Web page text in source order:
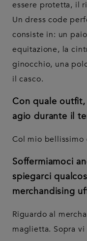
essere protetta, il
Un dress code
consiste in: un
equitazione, la
ginocchio, una
il casco.
Con quale
agio durante il
Col mio bellissimo
Soffermiamoci
spiegarci
merchandising
Riguardo al
maglietta. Sopra